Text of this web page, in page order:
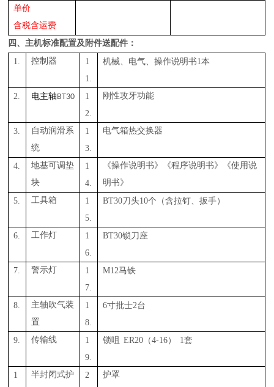
单价
含税含运费
四、主机标准配置及附件送配件 ：
1.
控制器
1
1.
机械、电气、操作说明书1本
2. 电主轴BT30
1
2.
刚性攻牙功能
3.
自动润滑系
统
1
3.
电气箱热交换器
4. 地基可调垫
块
1
4.
《操作说明书》《程序说明书》《使用说
明书》
5.
工具箱
1
5.
BT30刀头10个（含拉钉、扳手）
6. 工作灯
1
6.
BT30锁刀座
7. 警示灯
1
7.
M12马铁
8.
主轴吹气装
置
1
8.
6寸批士2台
9. 传输线
1
9.
锁咀 ER20（4-16） 1套
1
半封闭式护
2
护罩